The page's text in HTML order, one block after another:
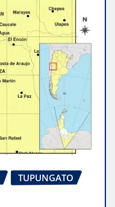
TUPUNGATO